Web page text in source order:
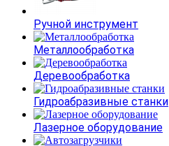
Ручной инструмент
Металлообработка
Деревообработка
Гидроабразивные станки
Лазерное оборудование